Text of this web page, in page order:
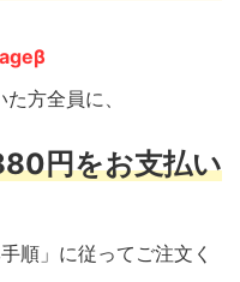
方全員に、
円をお支払い
順」に従ってご注文く